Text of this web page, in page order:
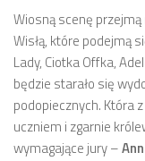
Wiosną scenę
Wisłą, które podejmą
Lady, Ciotka Offka,
będzie starało się
podopiecznych. Która
uczniem i zgarnie
wymagające jury –